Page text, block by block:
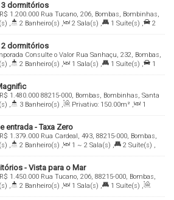
dormitórios
R$ 1.200.000 Rua Tucano, 206, Bombas, Bombinhas,
Brasil
, 2 Banheiro(s) , 2 Sala(s) , 1 Suíte(s) ,
2
dormitórios
Consulte o Valor Rua Sanhaçu, 232, Bombas,
Catarina, Brasil
, 2 Banheiro(s) , 1 Sala(s) , 1 Suíte(s) ,
1
75.00m²
R$ 1.480.000 88215-000, Bombas, Bombinhas, Santa
, 3 Banheiro(s) , Privativo: 150.00m² ,
1
, 1 Vaga(s)
entrada - Taxa Zero
R$ 1.379.000 Rua Cardeal, 493, 88215-000, Bombas,
Catarina, Brasil
, 2 Banheiro(s) , 1 ~ 2 Sala(s) , 2 Suíte(s) ,
m² , 1 Vaga(s) , Útil: 90.00m²
- Vista para o Mar
R$ 1.450.000 Rua Tucano, 206, 88215-000, Bombas,
Catarina, Brasil
, 2 Banheiro(s) , 1 Sala(s) , 1 Suíte(s) ,
, 1 Vaga(s) , Útil: 96.00m²